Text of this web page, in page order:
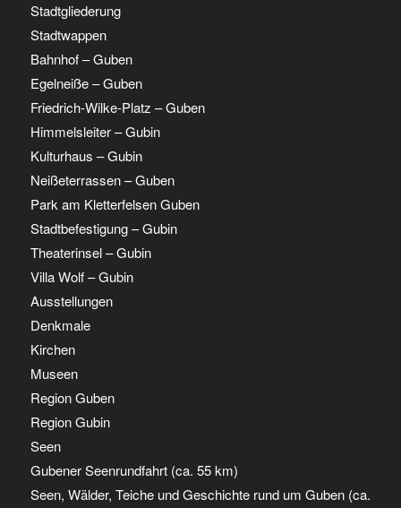
Stadtgliederung
Stadtwappen
Bahnhof – Guben
Egelneiße – Guben
Friedrich-Wilke-Platz – Guben
Himmelsleiter – Gubin
Kulturhaus – Gubin
Neißeterrassen – Guben
Park am Kletterfelsen Guben
Stadtbefestigung – Gubin
Theaterinsel – Gubin
Villa Wolf – Gubin
Ausstellungen
Denkmale
Kirchen
Museen
Region Guben
Region Gubin
Seen
Gubener Seenrundfahrt (ca. 55 km)
Seen, Wälder, Teiche und Geschichte rund um Guben (ca.